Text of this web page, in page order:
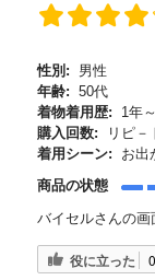
性別:
男性
年齢: 50代
着物着用歴:
1年
購入回数:
リピ－
着用シーン:
お出
商品の状態
バイセルさんの
役に立った 0